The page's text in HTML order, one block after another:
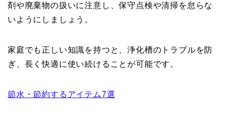
剤や廃棄物の扱いに注意し、保守点検や清掃を怠らな
いようにしましょう。
家庭でも正しい知識を持つと、浄化槽のトラブルを防
ぎ、長く快適に使い続けることが可能です。
節水・節約するアイテム7選